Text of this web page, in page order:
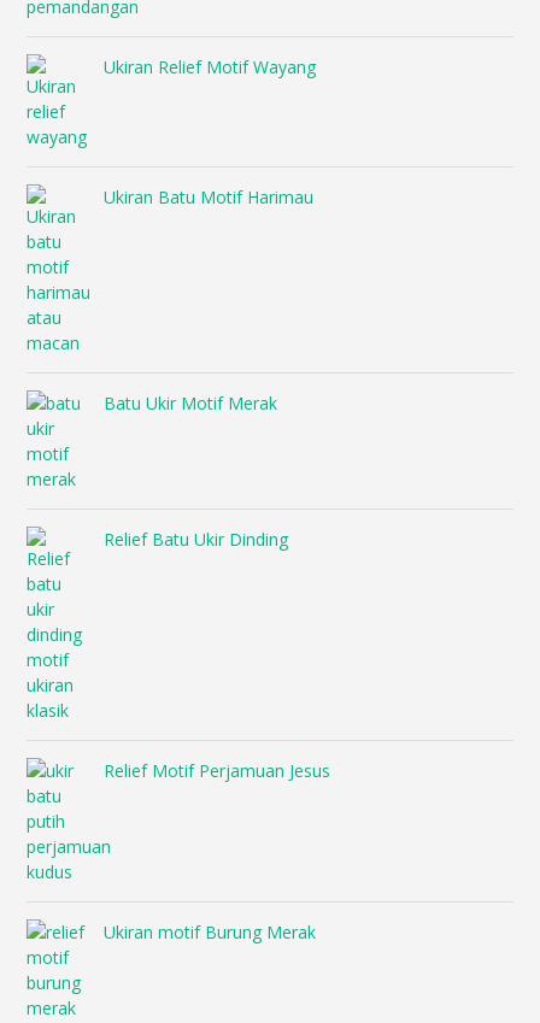
Ukiran Relief Motif Wayang
Ukiran Batu Motif Harimau
Batu Ukir Motif Merak
Relief Batu Ukir Dinding
Relief Motif Perjamuan Jesus
Ukiran motif Burung Merak